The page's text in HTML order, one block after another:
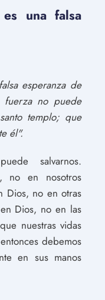
una falsa
esperanza de
no puede
templo; que
él".
salvarnos.
no en nosotros
Dios, no en otras
Dios, no en las
nuestras vidas
debemos
en sus manos